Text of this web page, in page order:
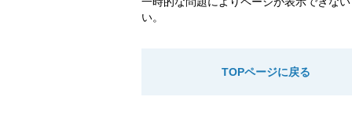
い。
TOPページに戻る